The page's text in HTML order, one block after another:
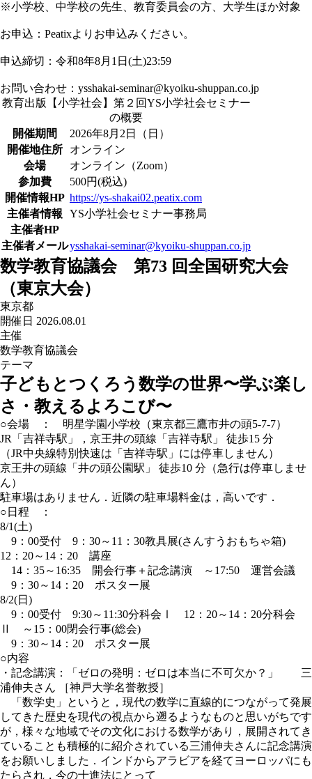
※小学校、中学校の先生、教育委員会の方、大学生ほか対象
お申込：Peatixよりお申込みください。
申込締切：令和8年8月1日(土)23:59
お問い合わせ：ysshakai-seminar@kyoiku-shuppan.co.jp
教育出版【小学社会】第２回YS小学社会セミナー
の概要
開催期間
2026年8月2日（日）
開催地住所
オンライン
会場
オンライン（Zoom）
参加費
500円(税込)
開催情報HP https://ys-shakai02.peatix.com
主催者情報
YS小学社会セミナー事務局
主催者HP
主催者メールysshakai-seminar@kyoiku-shuppan.co.jp
数学教育協議会 第73 回全国研究大会
（東京大会）
東京都
開催日 2026.08.01
主催
数学教育協議会
テーマ
子どもとつくろう数学の世界〜学ぶ楽し
さ・教えるよろこび〜
○会場 ： 明星学園小学校（東京都三鷹市井の頭5-7-7）
JR「吉祥寺駅」，京王井の頭線「吉祥寺駅」 徒歩15 分
（JR中央線特別快速は「吉祥寺駅」には停車しません）
京王井の頭線「井の頭公園駅」 徒歩10 分（急行は停車しませ
ん）
駐車場はありません．近隣の駐車場料金は，高いです．
○日程 ：
8/1(土)
9：00受付 9：30～11：30教具展(さんすうおもちゃ箱)
12：20～14：20 講座
14：35～16:35 開会行事＋記念講演 ～17:50 運営会議
9：30～14：20 ポスター展
8/2(日)
9：00受付 9:30～11:30分科会Ⅰ 12：20～14：20分科会
Ⅱ ～15：00閉会行事(総会)
9：30～14：20 ポスター展
○内容
・記念講演：「ゼロの発明：ゼロは本当に不可欠か？」 三
浦伸夫さん ［神戸大学名誉教授］
「数学史」というと，現代の数学に直線的につながって発展
してきた歴史を現代の視点から遡るようなものと思いがちです
が，様々な地域でその文化における数学があり，展開されてき
ていることも積極的に紹介されている三浦伸夫さんに記念講演
をお願いしました．インドからアラビアを経てヨーロッパにも
たらされ，今の十進法にとって